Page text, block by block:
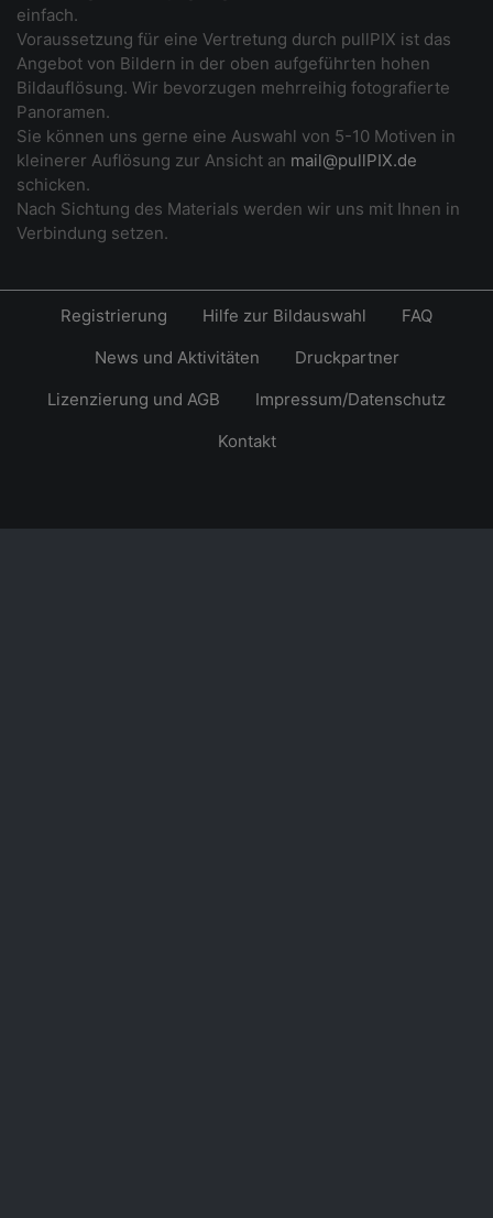
einfach.
Voraussetzung für eine Vertretung durch pullPIX ist das
Angebot von Bildern in der oben aufgeführten hohen
Bildauflösung. Wir bevorzugen mehrreihig fotografierte
Panoramen.
Sie können uns gerne eine Auswahl von 5-10 Motiven in
kleinerer Auflösung zur Ansicht an mail@pullPIX.de
schicken.
Nach Sichtung des Materials werden wir uns mit Ihnen in
Verbindung setzen.
Registrierung Hilfe zur Bildauswahl
FAQ
News und Aktivitäten
Druckpartner
Lizenzierung und AGB
Impressum/Datenschutz
Kontakt